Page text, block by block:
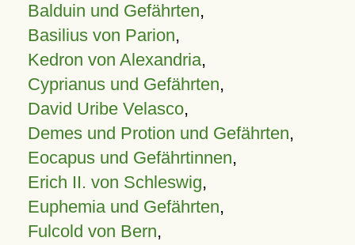
Balduin und Gefährten,
Basilius von Parion,
Kedron von Alexandria,
Cyprianus und Gefährten,
David Uribe Velasco,
Demes und Protion und Gefährten,
Eocapus und Gefährtinnen,
Erich II. von Schleswig,
Euphemia und Gefährten,
Fulcold von Bern,